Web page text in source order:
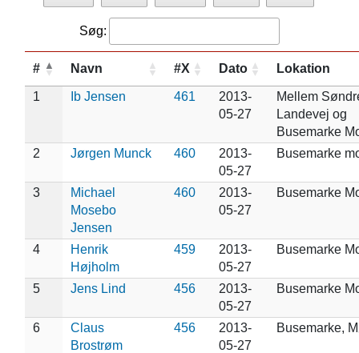
Søg:
# Navn #X Dato Lokation
1 Ib Jensen 461
2013-
05-27
Mellem
Landevej og
Busemarke
2
Jørgen Munck 460
2013-
05-27
Busemarke
3
Michael
Mosebo
Jensen
460
2013-
05-27
Busemarke
4
Henrik
Højholm
459
2013-
05-27
Busemarke
5 Jens Lind 456
2013-
05-27
Busemarke
6
Claus
Brostrøm
456
2013-
05-27
Busemarke,